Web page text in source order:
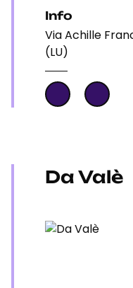
Info
Via Achille
(LU)
Da Valè